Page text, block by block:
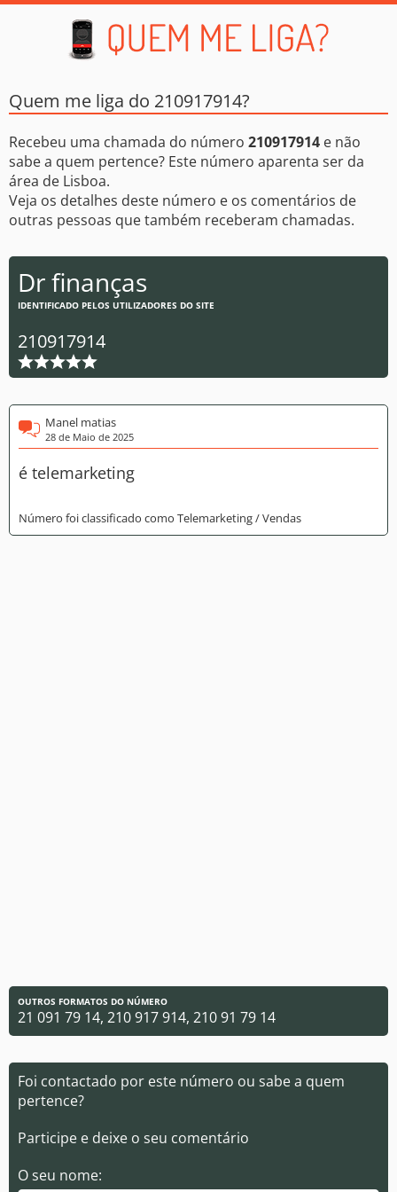
Quem me liga do 210917914?
Recebeu uma chamada do número 210917914 e não
sabe a quem pertence? Este número aparenta ser da
área de Lisboa.
Veja os detalhes deste número e os comentários de
outras pessoas que também receberam chamadas.
Dr finanças
IDENTIFICADO PELOS UTILIZADORES DO SITE
210917914
Manel matias
28 de Maio de 2025
é telemarketing
Número foi classificado como Telemarketing / Vendas
OUTROS FORMATOS DO NÚMERO
21 091 79 14, 210 917 914, 210 91 79 14
Foi contactado por este número ou sabe a quem
pertence?
Participe e deixe o seu comentário
O seu nome: